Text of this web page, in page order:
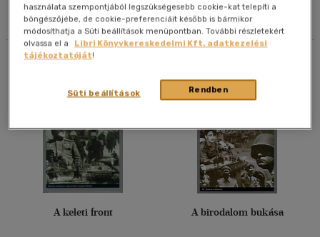
Szűrés Rendezés
Megjelenítés
20 db / oldal
Alkalmaz
A keleti front A birodalom bukása
használata szempontjából legszükségesebb cookie-kat telepíti a
böngészőjébe, de cookie-preferenciáit később is bármikor
módosíthatja a Süti beállítások menüpontban. További részletekért
olvassa el a
Libri Könyvkereskedelmi Kft. adatkezelési
tájékoztatóját!
Rendben
Süti beállítások